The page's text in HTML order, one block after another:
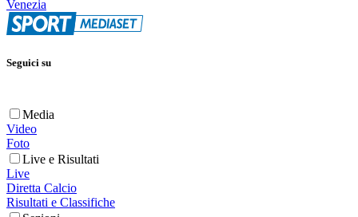
Venezia
Seguici su
Media
Video
Foto
Live e Risultati
Live
Diretta Calcio
Risultati e Classifiche